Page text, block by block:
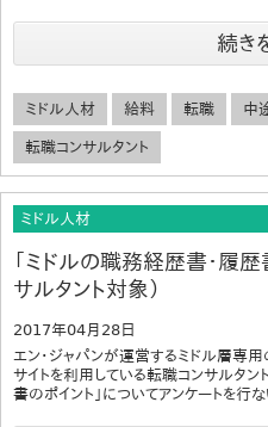
続き
ミドル人材 給料 転職 中
転職コンサルタント
ミドル人材
「ミドルの職務経歴書・履
サルタント対象）
2017年04月28日
エン・ジャパンが運営するミドル層専用
サイトを利用している転職コンサルタ
書のポイント」についてアンケートを行